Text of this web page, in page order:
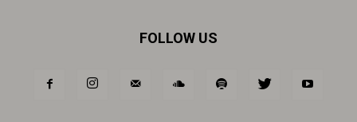
FOLLOW US